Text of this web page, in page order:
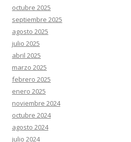
octubre 2025
septiembre 2025
agosto 2025
julio 2025
abril 2025
marzo 2025
febrero 2025
enero 2025
noviembre 2024
octubre 2024
agosto 2024
julio 2024